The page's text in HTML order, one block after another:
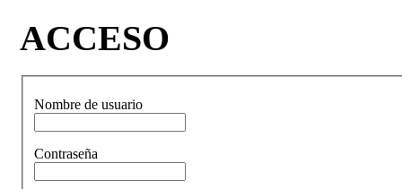
ACCESO
Nombre de usuario
Contraseña